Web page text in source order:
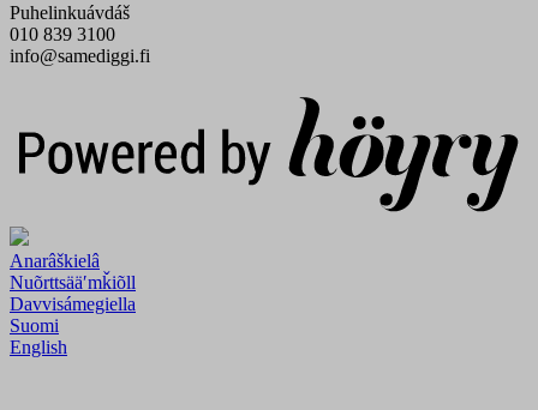
Puhelinkuávdáš
010 839 3100
info@samediggi.fi
Anarâškielâ
Nuõrttsääʹmǩiõll
Davvisámegiella
Suomi
English